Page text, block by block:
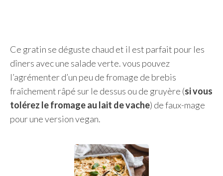
Ce gratin se déguste chaud et il est parfait pour les
dîners avec une salade verte. vous pouvez
l’agrémenter d’un peu de fromage de brebis
fraîchement râpé sur le dessus ou de gruyère (si vous
tolérez le fromage au lait de vache) de faux-mage
pour une version vegan.